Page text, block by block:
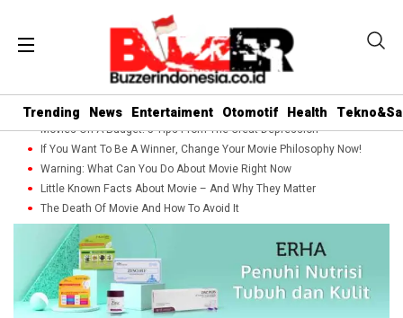
Trending News Entertaiment Otomotif Health
Movies On A Budget: 5 Tips From The Great Depression
If You Want To Be A Winner, Change Your Movie Philosophy Now!
Warning: What Can You Do About Movie Right Now
Little Known Facts About Movie – And Why They Matter
The Death Of Movie And How To Avoid It